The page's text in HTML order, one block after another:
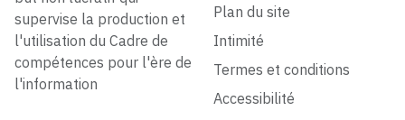
supervise la production et
l'utilisation du Cadre de
compétences pour l'ère de
l'information
Plan du site
Intimité
Termes et conditions
Accessibilité